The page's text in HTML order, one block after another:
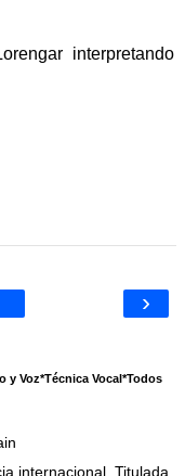
interpretando
›
y Voz*Técnica Vocal*Todos
internacional. Titulada